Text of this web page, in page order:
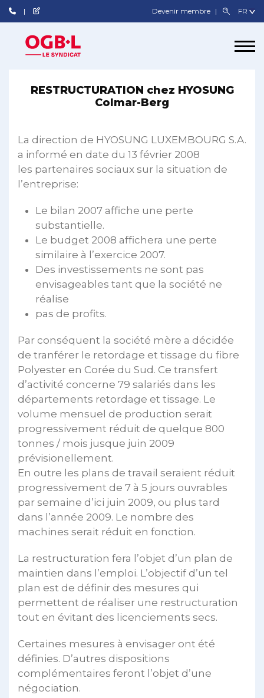
Devenir membre
RESTRUCTURATION chez HYOSUNG
Colmar-Berg
La direction de HYOSUNG LUXEMBOURG S.A.
a informé en date du 13 février 2008
les partenaires sociaux sur la situation de
l’entreprise:
Le bilan 2007 affiche une perte
substantielle.
Le budget 2008 affichera une perte
similaire à l’exercice 2007.
Des investissements ne sont pas
envisageables tant que la société ne
réalise
pas de profits.
Par conséquent la société mère a décidée
de tranférer le retordage et tissage du fibre
Polyester en Corée du Sud. Ce transfert
d’activité concerne 79 salariés dans les
départements retordage et tissage. Le
volume mensuel de production serait
progressivement réduit de quelque 800
tonnes / mois jusque juin 2009
prévisionellement.
En outre les plans de travail seraient réduit
progressivement de 7 à 5 jours ouvrables
par semaine d’ici juin 2009, ou plus tard
dans l’année 2009. Le nombre des
machines serait réduit en fonction.
La restructuration fera l’objet d’un plan de
maintien dans l’emploi. L’objectif d’un tel
plan est de définir des mesures qui
permettent de réaliser une restructuration
tout en évitant des licenciements secs.
Certaines mesures à envisager ont été
définies. D’autres dispositions
complémentaires feront l’objet d’une
négociation.